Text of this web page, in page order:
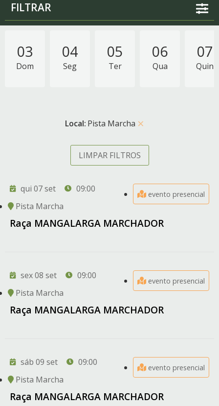
FILTRAR
03
Dom
04
Seg
05
Ter
06
Qua
07
Quin
Local: Pista Marcha ×
LIMPAR FILTROS
qui 07 set
09:00
Pista Marcha
evento presencial
Raça MANGALARGA MARCHADOR
sex 08 set
09:00
Pista Marcha
evento presencial
Raça MANGALARGA MARCHADOR
sáb 09 set
09:00
Pista Marcha
evento presencial
Raça MANGALARGA MARCHADOR